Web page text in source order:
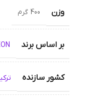
وزن 400 گرم
بر اساس برند
کشور سازنده